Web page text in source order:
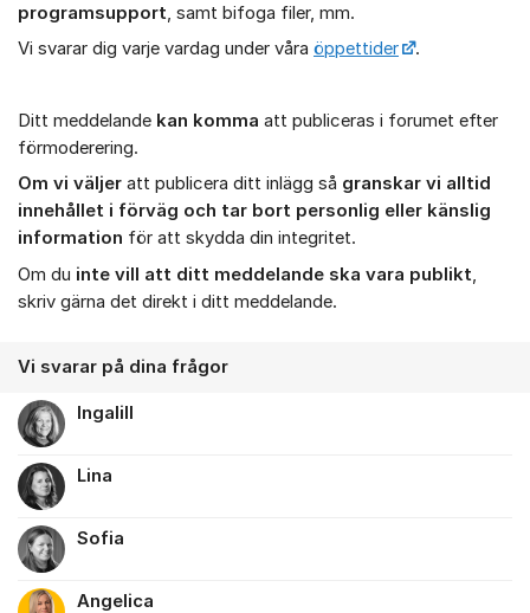
programsupport , samt bifoga filer, mm.
Vi svarar dig varje vardag under våra öppettider .
Ditt meddelande kan komma att publiceras i forumet efter
förmoderering.
Om vi väljer att publicera ditt inlägg så granskar vi alltid
innehållet i förväg och tar bort personlig eller känslig
information för att skydda din integritet.
Om du inte vill att ditt meddelande ska vara publikt,
skriv gärna det direkt i ditt meddelande.
Vi svarar på dina frågor
Ingalill
Lina
Sofia
Angelica